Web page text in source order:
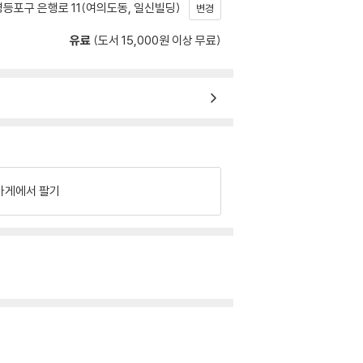
포구 은행로 11(여의도동, 일신빌딩) 변경
유료 (도서 15,000원 이상 무료)
게에서 팔기